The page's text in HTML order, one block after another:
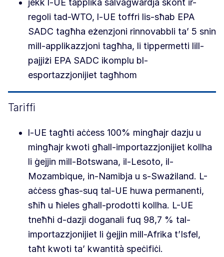
jekk l-UE tapplika salvagwardja skont ir-
regoli tad-WTO, l-UE toffri lis-sħab EPA
SADC tagħha eżenzjoni rinnovabbli ta’ 5 snin
mill-applikazzjoni tagħha, li tippermetti lill-
pajjiżi EPA SADC ikomplu bl-
esportazzjonijiet tagħhom
Tariffi
l-UE tagħti aċċess 100% mingħajr dazju u
mingħajr kwoti għall-importazzjonijiet kollha
li ġejjin mill-Botswana, il-Lesoto, il-
Mozambique, in-Namibja u s-Sważiland. L-
aċċess għas-suq tal-UE huwa permanenti,
sħiħ u ħieles għall-prodotti kollha. L-UE
tneħħi d-dazji doganali fuq 98,7 % tal-
importazzjonijiet li ġejjin mill-Afrika t’Isfel,
taħt kwoti ta’ kwantità speċifiċi.